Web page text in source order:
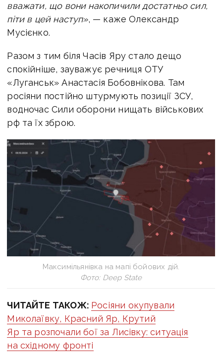
вважати, що вони накопичили достатньо сил,
піти в цей наступ», — каже Олександр
Мусієнко.
Разом з тим біля Часів Яру стало дещо
спокійніше, зауважує речниця ОТУ
«Луганськ» Анастасія Бобовнікова. Там
росіяни постійно штурмують позиції ЗСУ,
водночас Сили оборони нищать військових
рф та їх зброю.
Максимільянівка на мапі бойових дій.
Фото: Deep State
ЧИТАЙТЕ ТАКОЖ: Росіяни окупували
Миколаївку, Красний Яр, Крутий
Яр та розпочали бої за Лисівку: ситуація
на східному фронті